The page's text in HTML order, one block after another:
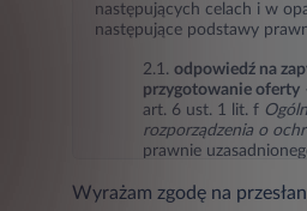
następujących celach i w
następujące podstawy
2.1. odpowiedź na
przygotowanie oferty
art. 6 ust. 1 lit. f
rozporządzenia o
prawnie
przygotowanie oferty),
Wyrażam zgodę na